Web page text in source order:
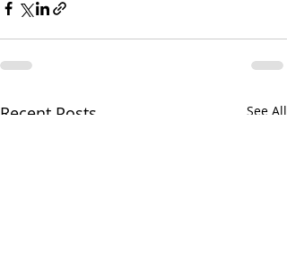
Recent Posts See All